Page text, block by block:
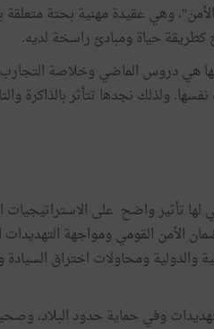
وهي عقيدة مهنية بحتة متعلقة
كطريقة حياة ومبادئ راسخة لديه.
هي دروس الماضي وخلاصة التجارب.
ولذلك نجدها تتأثر بالذاكرة
تأثير واضح على الاستراتيجيات
الأمن القومي ومواجهة التهديدات
والدولية ومحاولات اختراق
وفي حماية حدود البلاد،